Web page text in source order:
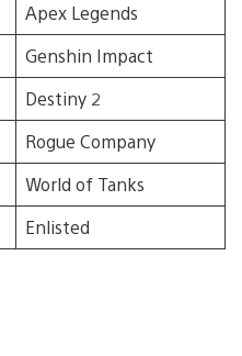
Apex Legends
Genshin Impact
Destiny 2
Rogue Company
World of Tanks
Enlisted